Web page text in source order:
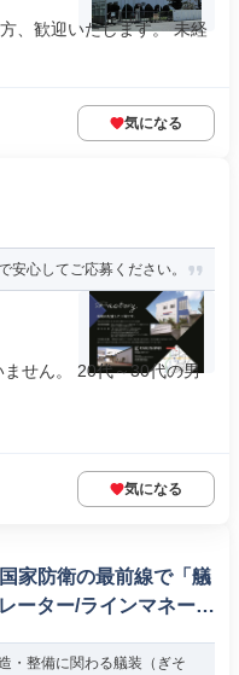
、歓迎いたします。 未経
気になる
安心してご応募ください。
せん。 20代～30代の男
気になる
家防衛の最前線で「艤
ーター/ラインマネージ
・整備に関わる艤装（ぎそ